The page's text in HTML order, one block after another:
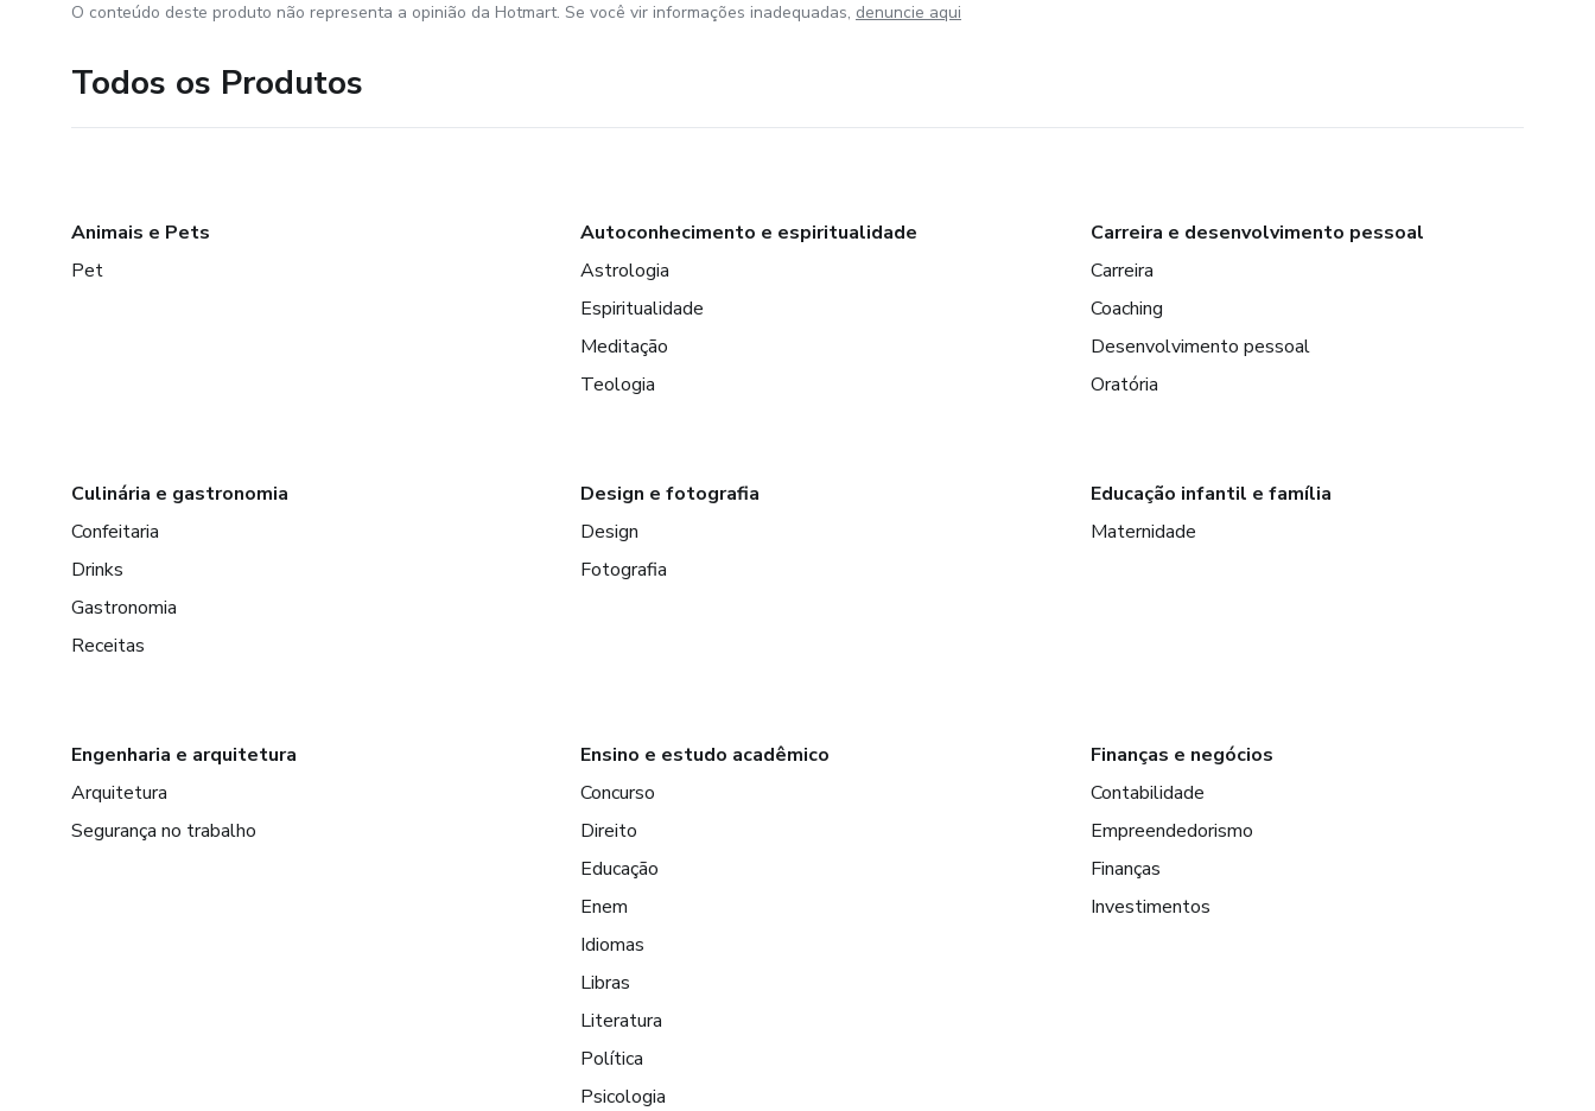
O conteúdo deste produto não representa a opinião da Hotmart. Se você vir informações inadequadas, denuncie aqui
Todos os Produtos
Animais e Pets
Pet
Autoconhecimento e espiritualidade
Astrologia
Espiritualidade
Meditação
Teologia
Carreira e desenvolvimento pessoal
Carreira
Coaching
Desenvolvimento pessoal
Oratória
Culinária e gastronomia
Confeitaria
Drinks
Gastronomia
Receitas
Design e fotografia
Design
Fotografia
Educação infantil e família
Maternidade
Engenharia e arquitetura
Arquitetura
Segurança no trabalho
Ensino e estudo acadêmico
Concurso
Direito
Educação
Enem
Idiomas
Libras
Literatura
Política
Psicologia
Finanças e negócios
Contabilidade
Empreendedorismo
Finanças
Investimentos